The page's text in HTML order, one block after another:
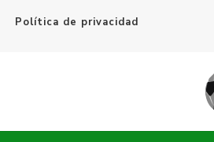
Política de privacidad